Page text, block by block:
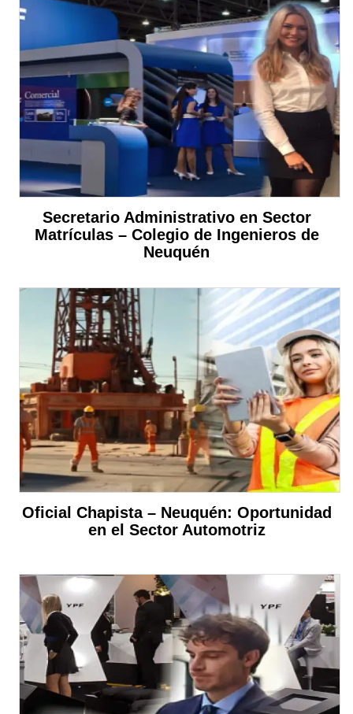
Secretario Administrativo en Sector
Matrículas – Colegio de Ingenieros de
Neuquén
Oficial Chapista – Neuquén: Oportunidad
en el Sector Automotriz